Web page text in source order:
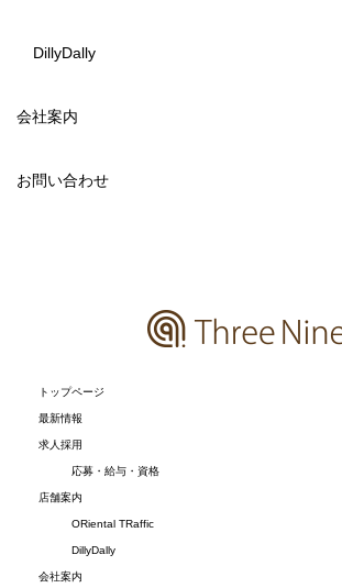
DillyDally
会社案内
お問い合わせ
トップページ
最新情報
求人採用
応募・給与・資格
店舗案内
ORiental TRaffic
DillyDally
会社案内